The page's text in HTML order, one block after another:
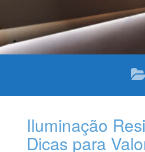
Iluminação
Dicas para